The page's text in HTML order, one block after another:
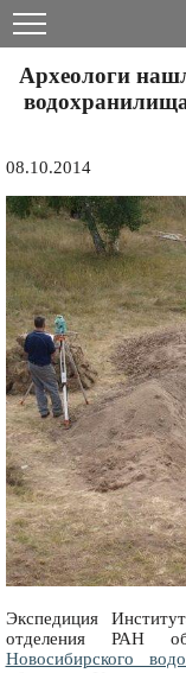
Археологи
08.10.2014
Экспедиция
отделения РАН
Новосибирского